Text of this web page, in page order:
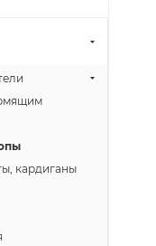
кардиганы